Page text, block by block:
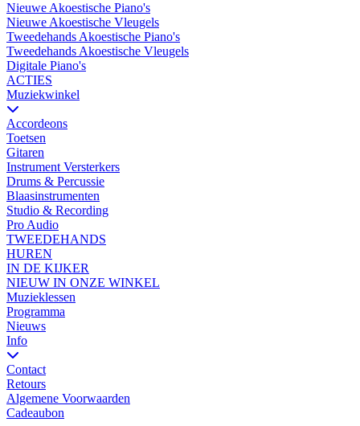
Nieuwe Akoestische Piano's
Nieuwe Akoestische Vleugels
Tweedehands Akoestische Piano's
Tweedehands Akoestische Vleugels
Digitale Piano's
ACTIES
Muziekwinkel
Accordeons
Toetsen
Gitaren
Instrument Versterkers
Drums & Percussie
Blaasinstrumenten
Studio & Recording
Pro Audio
TWEEDEHANDS
HUREN
IN DE KIJKER
NIEUW IN ONZE WINKEL
Muzieklessen
Programma
Nieuws
Info
Contact
Retours
Algemene Voorwaarden
Cadeaubon